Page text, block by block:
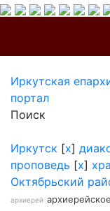
Иркутская
портал
Поиск
Иркутск [x]
проповедь [x]
Октябрьский
архиерей